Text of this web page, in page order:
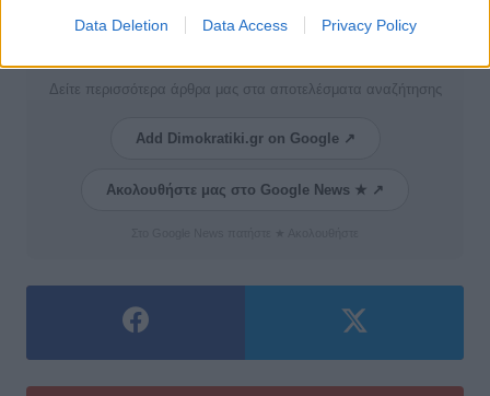
Data Deletion Data Access Privacy Policy
Δείτε περισσότερα άρθρα μας στα αποτελέσματα αναζήτησης
Add Dimokratiki.gr on Google ↗
Ακολουθήστε μας στο Google News ★ ↗